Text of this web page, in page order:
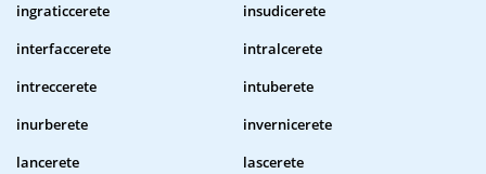
ingraticcerete
insudicerete
interfaccerete
intralcerete
intreccerete
intuberete
inurberete
invernicerete
lancerete
lascerete